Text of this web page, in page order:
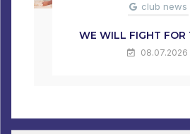
club news
WE WILL FIGHT FOR
08.07.2026